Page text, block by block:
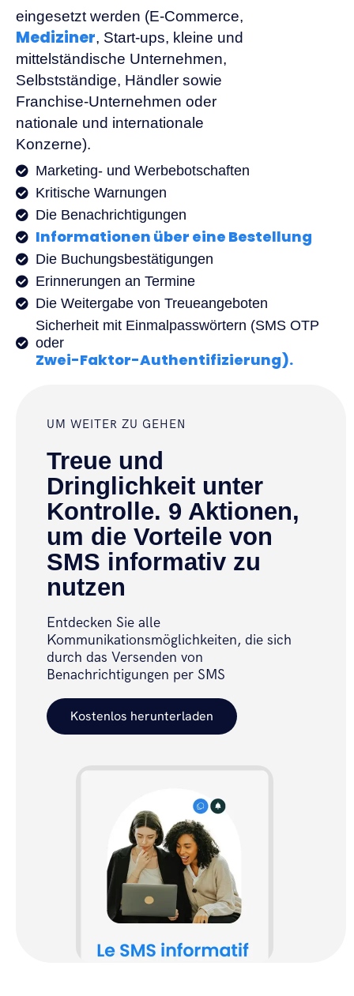
eingesetzt werden (E-Commerce,
Mediziner, Start-ups, kleine und
mittelständische Unternehmen,
Selbstständige, Händler sowie
Franchise-Unternehmen oder
nationale und internationale
Konzerne).
Marketing- und Werbebotschaften
Kritische Warnungen
Die Benachrichtigungen
Informationen über eine Bestellung
Die Buchungsbestätigungen
Erinnerungen an Termine
Die Weitergabe von Treueangeboten
Sicherheit mit Einmalpasswörtern (SMS OTP
oder
Zwei-Faktor-Authentifizierung).
UM WEITER ZU GEHEN
Treue und
Dringlichkeit unter
Kontrolle. 9 Aktionen,
um die Vorteile von
SMS informativ zu
nutzen
Entdecken Sie alle
Kommunikationsmöglichkeiten, die sich
durch das Versenden von
Benachrichtigungen per SMS
Kostenlos herunterladen